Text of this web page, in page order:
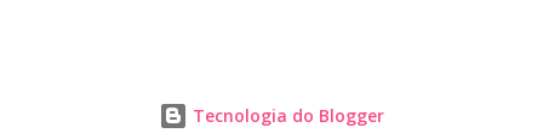
Fire. Murilo gravou ao lado de Fernando e Sorocaba a inédita “Já
Tecnologia do Blogger